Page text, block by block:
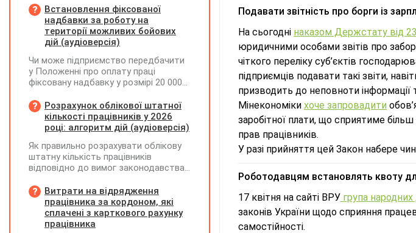
Подавати звітність про борги із
На сьогодні наказом Держстату від
юридичними особами звітів про
чіткого переліку суб’єктів
підприємців подавати такі звіти,
призводить до неповноти
Мінекономіки хоче запровадити
заробітної плати, що сприятиме
прав працівників.
У разі прийняття цей Закон набере
Роботодавцям встановлять квоту
17 квітня на сайті ВРУ група народних
законів України щодо сприяння
самостійності.
Чи потрібно для цього брати дані
станом на 01.01.2026 р.? Якщо до
окремих верстатів групи 4
застосовується прискорена
вартість усіх таких верстатів на
початок і кінець звітного періоду?
При цьому щодо частини верстатів
прискореної амортизації прийнято з
01.01.2025 р., а щодо інших — з
01.01.2026 р.
Встановлення фіксованої
надбавки за роботу на
території можливих бойових
дій (аудіоверсія)
Чи може підприємство передбачити
у Положенні про оплату праці
фіксовану надбавку у розмірі 20 000
бойових дій, якщо для окремих
посад вона перевищуватиме 50%
посадового окладу?
Розрахунок облікової штатної
кількості працівників у 2026
році: алгоритм дій (аудіоверсія)
Як правильно розрахувати облікову
штатну кількість працівників
відповідно до вимог законодавства
Витрати на відрядження
працівника за кордоном, які
сплачені з карткового рахунку
працівника